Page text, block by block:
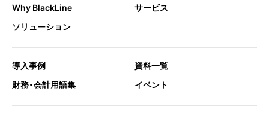
Why BlackLine
サービス
ソリューション
導入事例
資料一覧
財務・会計用語集
イベント